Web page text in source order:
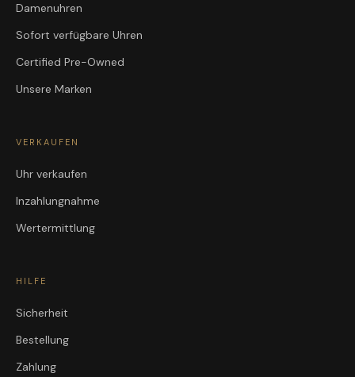
Damenuhren
Sofort verfügbare Uhren
Certified Pre-Owned
Unsere Marken
VERKAUFEN
Uhr verkaufen
Inzahlungnahme
Wertermittlung
HILFE
Sicherheit
Bestellung
Zahlung